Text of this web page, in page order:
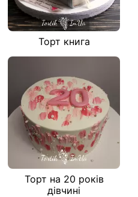
Торт книга
Торт на 20 років
дівчині